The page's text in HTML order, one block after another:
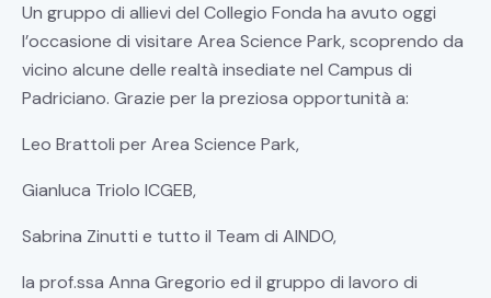
Un gruppo di allievi del Collegio Fonda ha avuto oggi
l’occasione di visitare Area Science Park, scoprendo da
vicino alcune delle realtà insediate nel Campus di
Padriciano. Grazie per la preziosa opportunità a:
Leo Brattoli per Area Science Park,
Gianluca Triolo ICGEB,
Sabrina Zinutti e tutto il Team di AINDO,
la prof.ssa Anna Gregorio ed il gruppo di lavoro di